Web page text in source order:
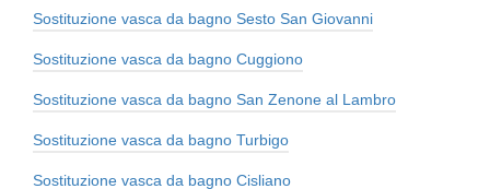
Sostituzione vasca da bagno Sesto San Giovanni
Sostituzione vasca da bagno Cuggiono
Sostituzione vasca da bagno San Zenone al Lambro
Sostituzione vasca da bagno Turbigo
Sostituzione vasca da bagno Cisliano